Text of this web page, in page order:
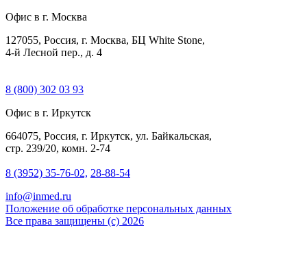
Офис в г. Москва
127055, Россия, г. Москва, БЦ White Stone,
4-й Лесной пер., д. 4
8 (800) 302 03 93
Офис в г. Иркутск
664075, Россия, г. Иркутск, ул. Байкальская,
стр. 239/20, комн. 2-74
8 (3952) 35-76-02, 28-88-54
info@inmed.ru
Положение об обработке персональных данных
Все права защищены (с) 2026